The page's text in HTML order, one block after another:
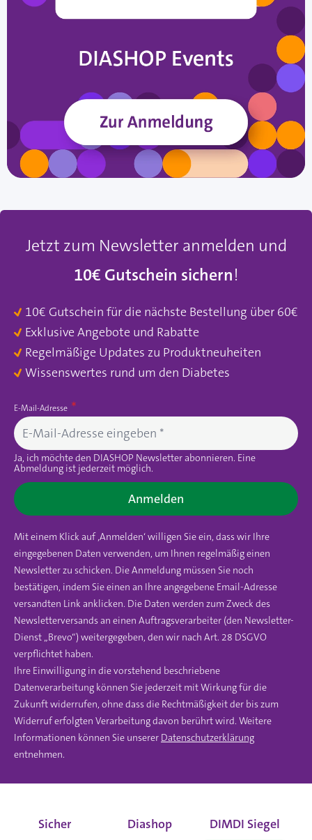
Jetzt zum Newsletter anmelden und
10€ Gutschein sichern!
10€ Gutschein für die nächste Bestellung über 60€
Exklusive Angebote und Rabatte
Regelmäßige Updates zu Produktneuheiten
Wissenswertes rund um den Diabetes
E-Mail-Adresse
Ja, ich möchte den DIASHOP Newsletter abonnieren. Eine
Abmeldung ist jederzeit möglich.
Anmelden
Mit einem Klick auf ‚Anmelden‘ willigen Sie ein, dass wir Ihre
eingegebenen Daten verwenden, um Ihnen regelmäßig einen
Newsletter zu schicken. Die Anmeldung müssen Sie noch
bestätigen, indem Sie einen an Ihre angegebene Email-Adresse
versandten Link anklicken. Die Daten werden zum Zweck des
Newsletterversands an einen Auftragsverarbeiter (den Newsletter-
Dienst „Brevo“) weitergegeben, den wir nach Art. 28 DSGVO
verpflichtet haben.
Ihre Einwilligung in die vorstehend beschriebene
Datenverarbeitung können Sie jederzeit mit Wirkung für die
Zukunft widerrufen, ohne dass die Rechtmäßigkeit der bis zum
Widerruf erfolgten Verarbeitung davon berührt wird. Weitere
Informationen können Sie unserer Datenschutzerklärung
entnehmen.
Sicher
Diashop
DIMDI Siegel